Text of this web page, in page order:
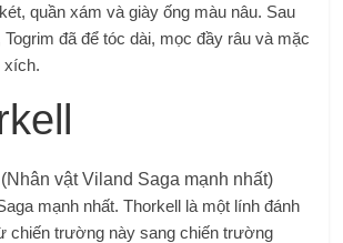
quần xám và giày ống màu nâu. Sau
Togrim đã để tóc dài, mọc đầy râu và mặc
xích.
mạnh nhất. Thorkell là một lính đánh
chiến trường này sang chiến trường